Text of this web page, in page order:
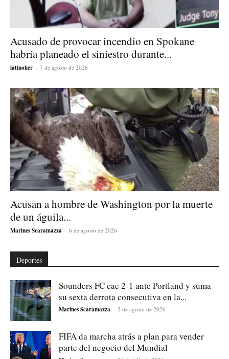
Acusado de provocar incendio en Spokane
habría planeado el siniestro durante...
latinoher - 7 de agosto de 2026
Acusan a hombre de Washington por la muerte
de un águila...
Marines Scaramazza - 6 de agosto de 2026
Deportes
Sounders FC cae 2-1 ante Portland y suma
su sexta derrota consecutiva en la...
Marines Scaramazza - 2 de agosto de 2026
FIFA da marcha atrás a plan para vender
parte del negocio del Mundial